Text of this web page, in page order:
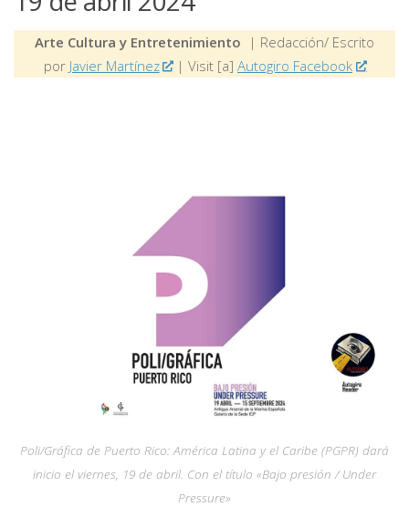
Arte Cultura y Entretenimiento | Redacción/ Escrito
por Javier Martínez | Visit [a] Autogiro Facebook
Poli/Gráfica de Puerto Rico: América Latina y el Caribe (PGPR) dará
inicio el viernes, 19 de abril. Con el título «Bajo presión / Under
Pressure»